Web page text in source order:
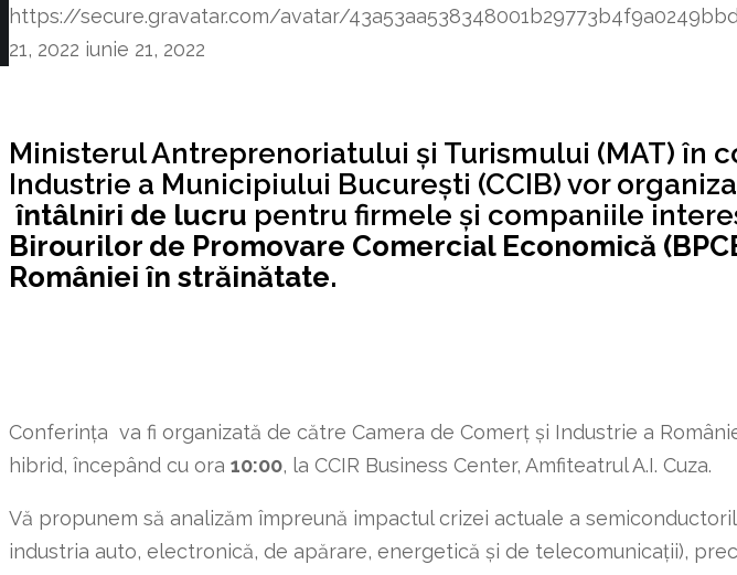
https://secure.gravatar.com/avatar/
21, 2022 iunie 21, 2022
Ministerul Antreprenoriatului și Turismului (MAT) în
Industrie a Municipiului București (CCIB) vor
întâlniri de lucru pentru firmele și companiile
Birourilor de Promovare Comercial Economică
României în străinătate.
Conferința va fi organizată de către Camera de Comerț și Industrie a
hibrid, începând cu ora 10:00, la CCIR Business Center, Amfiteatrul A.I. Cuza.
Vă propunem să analizăm împreună impactul crizei actuale a
industria auto, electronică, de apărare, energetică și de telecomunicații),